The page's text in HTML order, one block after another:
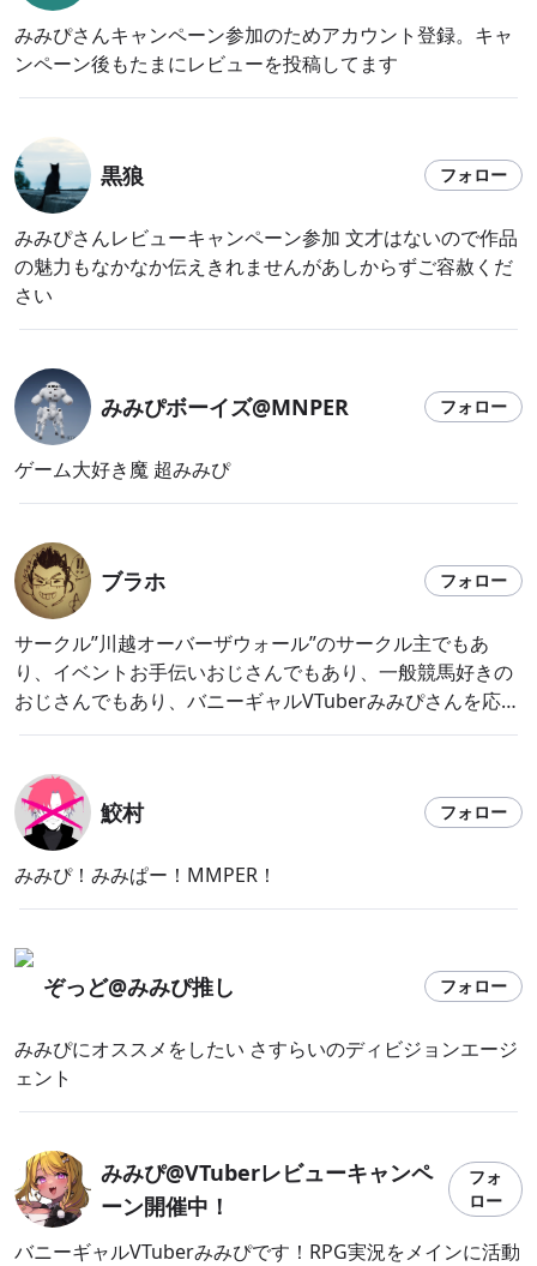
みみぴさんキャンペーン参加のためアカウント登録。キャ
ンペーン後もたまにレビューを投稿してます
黒狼 フォロー
みみぴさんレビューキャンペーン参加 文才はないので作品
の魅力もなかなか伝えきれませんがあしからずご容赦くだ
さい
みみぴボーイズ@MNPER フォロー
ゲーム大好き魔 超みみぴ
ブラホ フォロー
サークル”川越オーバーザウォール”のサークル主でもあ
り、イベントお手伝いおじさんでもあり、一般競馬好きの
おじさんでもあり、バニーギャルVTuberみみぴさんを応援
するリスナーでもある。 しかしその正体は…！
鮫村 フォロー
みみぴ！みみぱー！MMPER！
ぞっど@みみぴ推し フォロー
みみぴにオススメをしたい さすらいのディビジョンエージ
ェント
みみぴ@VTuberレビューキャンペ
ーン開催中！
フォ
ロー
バニーギャルVTuberみみぴです！RPG実況をメインに活動